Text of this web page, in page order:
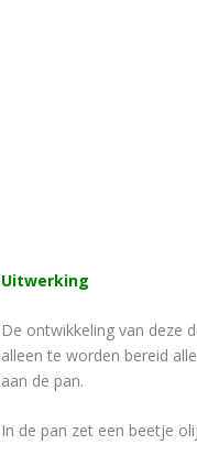
Uitwerking
De ontwikkeling van deze
alleen te worden bereid
aan de pan.
In de pan zet een beetje